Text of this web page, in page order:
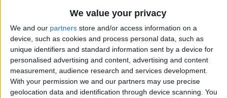
We value your privacy
We and our partners store and/or access information on a
device, such as cookies and process personal data, such as
unique identifiers and standard information sent by a device for
personalised advertising and content, advertising and content
measurement, audience research and services development.
With your permission we and our partners may use precise
geolocation data and identification through device scanning. You
Alors que Breel Embolo etMohammed Salisusont à
l’infirmerie pour plusieurs mois, Adi Hütter attend avec
impatience les retours d’Edan Diop et Eliesse Ben Seghir. Le